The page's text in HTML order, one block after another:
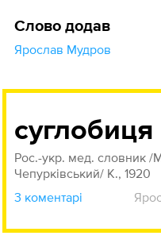
Слово додав
Ярослав Мудров
суглобиця
Рос.-укр. мед. словник /
Чепурківський/ К., 1920
3 коментарі